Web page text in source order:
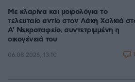
Με κλαρίνα και μοιρολόγια το
τελευταίο αντίο στον Λάκη Χαλκιά
A' Νεκροταφείο, συντετριμμένη η
οικογένειά του
06.08.2026, 13:10